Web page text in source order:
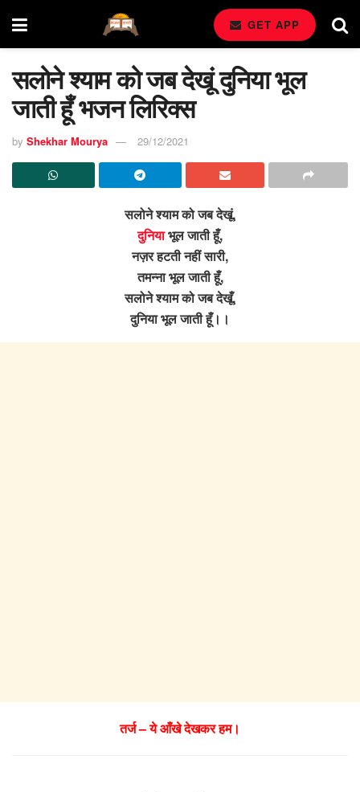
GET APP
सलोने श्याम को जब देखूं दुनिया भूल
जाती हूँ भजन लिरिक्स
by Shekhar Mourya 29/12/2021
सलोने श्याम को जब देखूं,
दुनियाभूल जाती हूँ,
नज़र हटती नहीं सारी,
तमन्ना भूल जाती हूँ,
सलोने श्याम को जब देखूँ,
दुनिया भूल जाती हूँ।।
तर्ज – ये आँखे देखकर हम।